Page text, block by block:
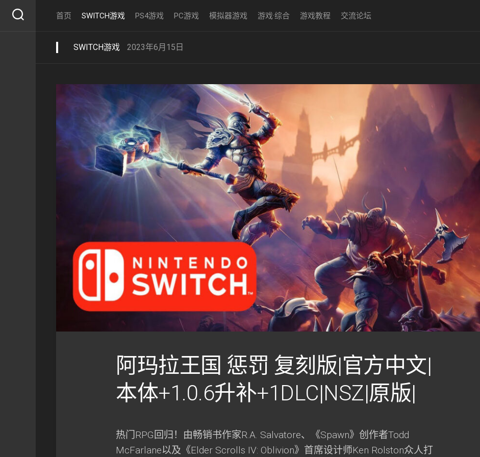
首页 SWITCH游戏 PS4游戏 PC游戏 模拟器游戏 游戏·综合 游戏教程 交流论坛
SWITCH游戏 2023年6月15日
阿玛拉王国 惩罚 复刻版|官方中文|
本体+1.0.6升补+1DLC|NSZ|原版|
热门RPG回归！由畅销书作家R.A. Salvatore、《Spawn》创作者Todd
McFarlane以及《Elder Scrolls IV: Oblivion》首席设计师Ken Rolston众人打